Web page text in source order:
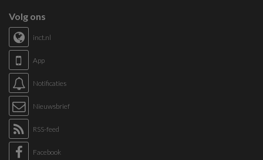
Volg ons
inct.nl
App
Notificaties
Nieuwsbrief
RSS-feed
Facebook